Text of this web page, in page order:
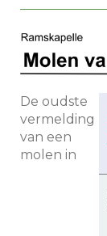
De oudste
vermelding
van een
molen in